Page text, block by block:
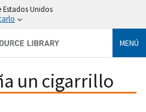
Unidos
MENÚ
un cigarrillo